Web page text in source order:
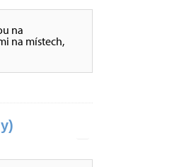
na
na místech,